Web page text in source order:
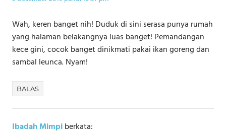
Wah, keren banget nih! Duduk di sini serasa punya rumah
yang halaman belakangnya luas banget! Pemandangan
kece gini, cocok banget dinikmati pakai ikan goreng dan
sambal leunca. Nyam!
BALAS
Ibadah Mimpiberkata: